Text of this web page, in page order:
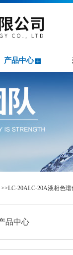
产品中心
>>LC-20ALC-20A液相色谱
品中心